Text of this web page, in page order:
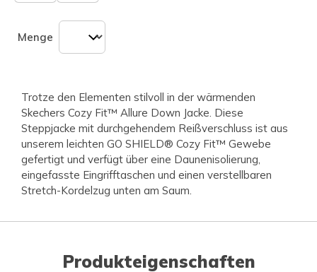
Menge
Trotze den Elementen stilvoll in der wärmenden
Skechers Cozy Fit™ Allure Down Jacke. Diese
Steppjacke mit durchgehendem Reißverschluss ist aus
unserem leichten GO SHIELD® Cozy Fit™ Gewebe
gefertigt und verfügt über eine Daunenisolierung,
eingefasste Eingrifftaschen und einen verstellbaren
Stretch-Kordelzug unten am Saum.
Produkteigenschaften